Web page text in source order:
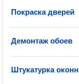
Покраска дверей
Демонтаж обоев
Штукатурка